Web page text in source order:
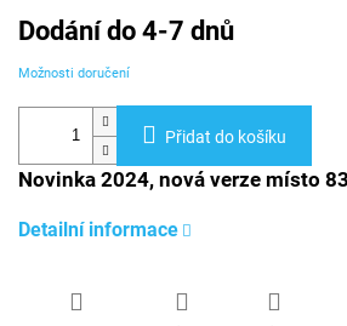
Měrná
cena:
Dodání do 4-7 dnů
Možnosti doručení
Přidat do košíku
Novinka 2024, nová verze místo
Detailní informace